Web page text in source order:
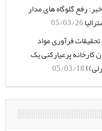
رفع گلوگاه های مدار
05/03/26
فرآوری مواد
کارخانه پرعیارکنی یک
05/03/18